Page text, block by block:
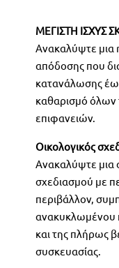
ΜΕΓΙΣΤΗ ΙΣΧΥΣ
Ανακαλύψτε μια
απόδοσης που
κατανάλωσης
καθαρισμό
επιφανειών.
Οικολογικός
Ανακαλύψτε μια
σχεδιασμού με
περιβάλλον,
ανακυκλωμένου
και της πλήρως
συσκευασίας.